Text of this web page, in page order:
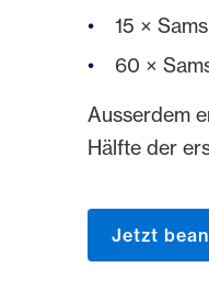
15 ×
60 ×
Ausserdem
Hälfte der
Jetzt